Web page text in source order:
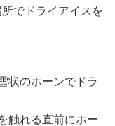
でドライアイスを
状のホーンでドラ
触れる直前にホー